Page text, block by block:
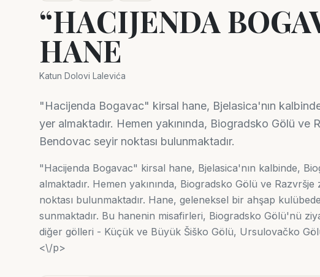
“HACIJENDA
HANE
Katun Dolovi Lalevića
"Hacijenda Bogavac" kirsal hane, Bjelasica'nın
yer almaktadır. Hemen yakınında, Biogradsko Gölü
Bendovac seyir noktası bulunmaktadır.
"Hacijenda Bogavac" kirsal hane, Bjelasica'nın kalbinde,
almaktadır. Hemen yakınında, Biogradsko Gölü ve
noktası bulunmaktadır. Hane, geleneksel bir ahşap
sunmaktadır. Bu hanenin misafirleri, Biogradsko Gölü'nü
diğer gölleri - Küçük ve Büyük Šiško Gölü, Ursulovačko
<\/p>